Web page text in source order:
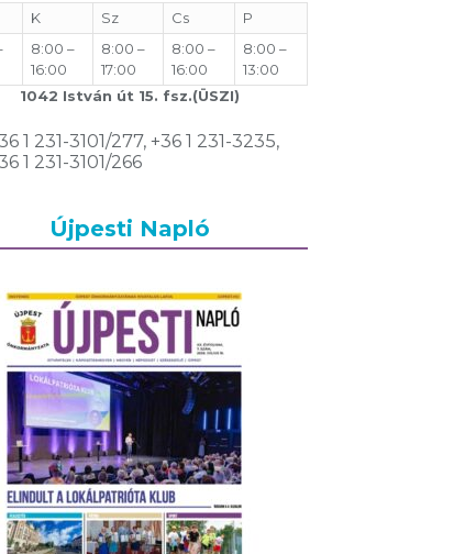
K Sz Cs
P
8:00 –
16:00
8:00 –
17:00
8:00 –
16:00
8:00 –
13:00
1042 István út 15. fsz.(ÜSZI)
1 231-3101/277, +36 1 231-3235,
1 231-3101/266
Újpesti Napló